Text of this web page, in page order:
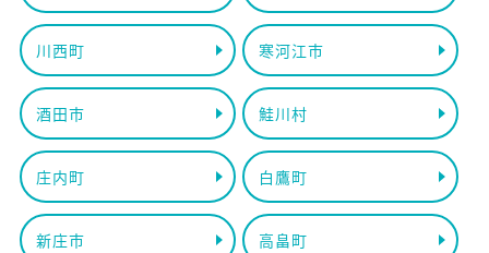
川西町 寒河江市
酒田市 鮭川村
庄内町 白鷹町
新庄市 高畠町